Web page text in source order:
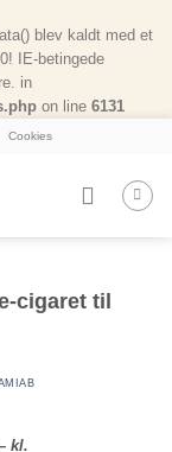
blev kaldt med et
IE-betingede
in
on line 6131
Cookies
cigaret til
kl.